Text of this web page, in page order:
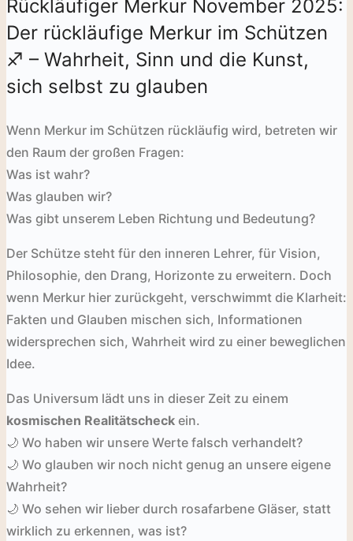
Rückläufiger Merkur November 2025:
Der rückläufige Merkur im Schützen
♐️ – Wahrheit, Sinn und die Kunst,
sich selbst zu glauben
Wenn Merkur im Schützen rückläufig wird, betreten wir
den Raum der großen Fragen:
Was ist wahr?
Was glauben wir?
Was gibt unserem Leben Richtung und Bedeutung?
Der Schütze steht für den inneren Lehrer, für Vision,
Philosophie, den Drang, Horizonte zu erweitern. Doch
wenn Merkur hier zurückgeht, verschwimmt die Klarheit:
Fakten und Glauben mischen sich, Informationen
widersprechen sich, Wahrheit wird zu einer beweglichen
Idee.
Das Universum lädt uns in dieser Zeit zu einem
kosmischen Realitätscheck ein.
🌙 Wo haben wir unsere Werte falsch verhandelt?
🌙 Wo glauben wir noch nicht genug an unsere eigene
Wahrheit?
🌙 Wo sehen wir lieber durch rosafarbene Gläser, statt
wirklich zu erkennen, was ist?